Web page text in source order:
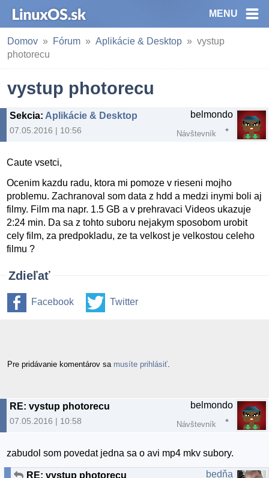
MENU
Domov Fórum Aplikácie & Desktop
vystup
photorecu
vystup photorecu
Sekcia: Aplikácie & Desktop
07.05.2016 | 10:56
belmondo
Návštevník
Caute vsetci,
Ocenim kazdu radu, ktora mi pomoze v rieseni mojho
problemu. Zachranoval som data z hdd a medzi inymi boli aj
filmy. Film ma napr. 1.5 GB a v prehravaci Videos ukazuje
2:24 min. Da sa z tohto suboru nejakym sposobom urobit
cely film, za predpokladu, ze ta velkost je velkostou celeho
filmu ?
Zdieľať
Facebook Twitter
Pre pridávanie komentárov sa musíte prihlásiť
RE: vystup photorecu
07.05.2016 | 10:58
belmondo
Návštevník
zabudol som povedat jedna sa o avi mp4 mkv subory.
RE: vystup photorecu bedňa